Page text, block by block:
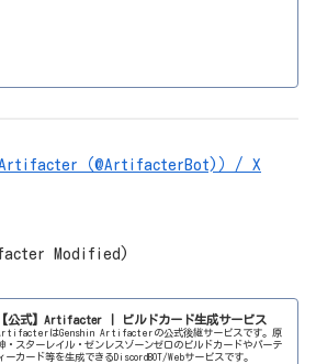
（@ArtifacterBot)）/ X
Modified)
【公式】Artifacter | ビルドカード生成サービス
はGenshin Artifacterの公式後継サービスです。原
・スターレイル・ゼンレスゾーンゼロのビルドカードやパーテ
ーカード等を生成できるDiscordBOT/Webサービスです。